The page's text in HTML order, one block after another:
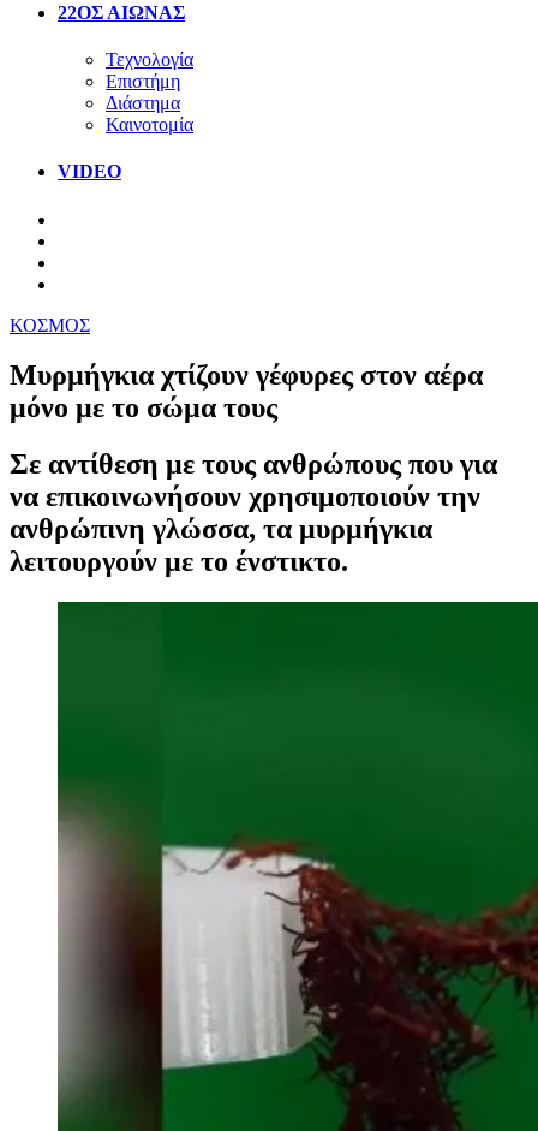
22ΟΣ ΑΙΩΝΑΣ
Τεχνολογία
Επιστήμη
Διάστημα
Καινοτομία
VIDEO
ΚΟΣΜΟΣ
Μυρμήγκια χτίζουν γέφυρες στον αέρα
μόνο με το σώμα τους
Σε αντίθεση με τους ανθρώπους που για
να επικοινωνήσουν χρησιμοποιούν την
ανθρώπινη γλώσσα, τα μυρμήγκια
λειτουργούν με το ένστικτο.